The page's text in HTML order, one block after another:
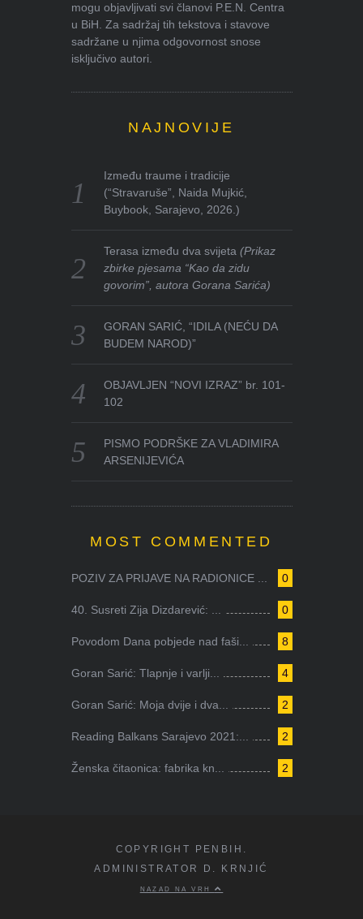
mogu objavljivati svi članovi P.E.N. Centra
u BiH. Za sadržaj tih tekstova i stavove
sadržane u njima odgovornost snose
isključivo autori.
NAJNOVIJE
Između traume i tradicije
(“Stravaruše”, Naida Mujkić,
Buybook, Sarajevo, 2026.)
Terasa između dva svijeta(Prikaz
zbirke pjesama “Kao da zidu
govorim”, autora Gorana Sarića)
GORAN SARIĆ, “IDILA (NEĆU DA
BUDEM NAROD)”
OBJAVLJEN “NOVI IZRAZ” br. 101-
102
PISMO PODRŠKE ZA VLADIMIRA
ARSENIJEVIĆA
MOST COMMENTED
0
POZIV ZA PRIJAVE NA RADIONICE ...
0
40. Susreti Zija Dizdarević: ...
8
Povodom Dana pobjede nad faši...
4
Goran Sarić: Tlapnje i varlji...
2
Goran Sarić: Moja dvije i dva...
2
Reading Balkans Sarajevo 2021:...
2
Ženska čitaonica: fabrika kn...
COPYRIGHT PENBIH.
ADMINISTRATOR D. KRNJIĆ
NAZAD NA VRH